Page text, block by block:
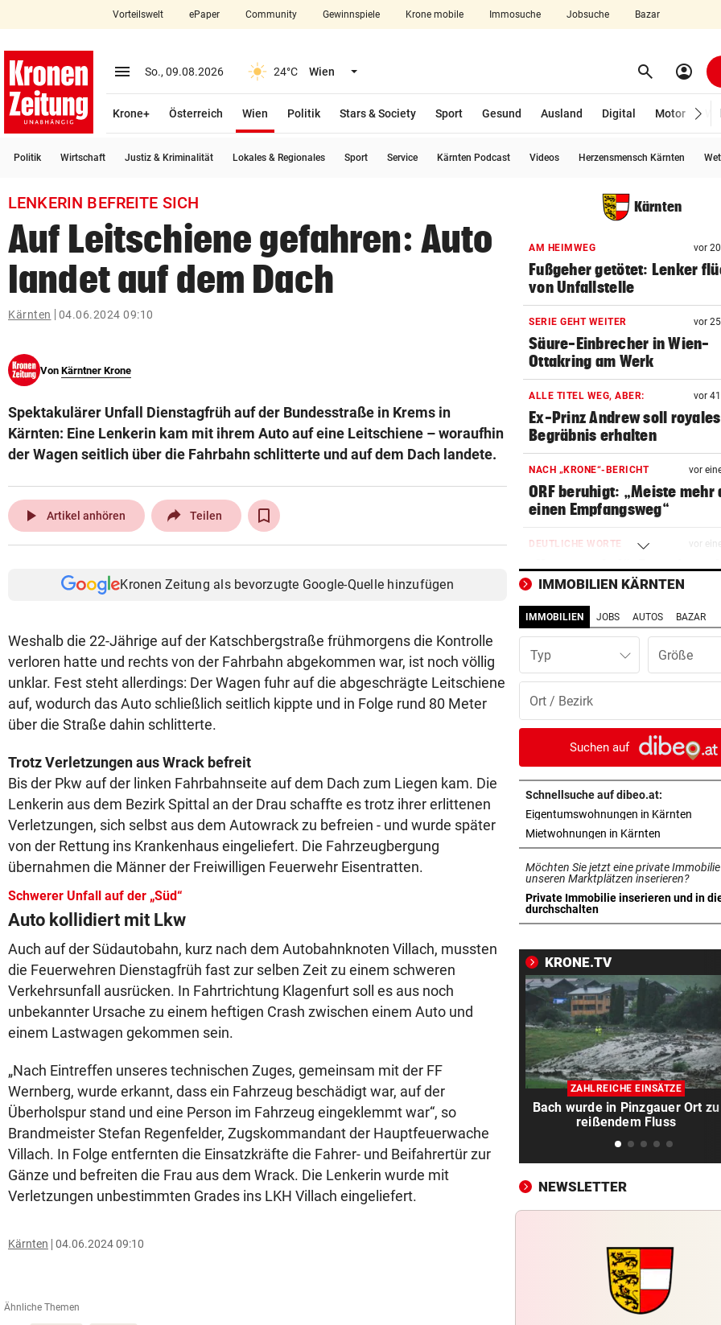
closeSchließen
account_circle Anmelden
arrow_right
search
Suchbegriff
eingeben
© Krone Multimedia GmbH & Co KG 2026
Vorteilswelt ePaper Community Gewinnspiele Krone mobile Immosuche Jobsuche Bazar
menu Menü aufklappen
So., 09.08.2026 24°C Wien Menü aufklappen search Suchen
account_circle
Krone+ Österreich Wien
Politik
Stars & Society Sport Gesund Ausland Digital Motor
Politik Wirtschaft Justiz & Kriminalität Lokales & Regionales Sport Service Kärnten Podcast Videos Herzensmensch Kärnten
LENKERIN BEFREITE SICH
Auf Leitschiene gefahren: Auto
landet auf dem Dach
Kärnten 04.06.2024 09:10
Von Kärntner Krone
Spektakulärer Unfall Dienstagfrüh auf der Bundesstraße in Krems in
Kärnten: Eine Lenkerin kam mit ihrem Auto auf eine Leitschiene – woraufhin
der Wagen seitlich über die Fahrbahn schlitterte und auf dem Dach landete.
play_arrow Artikel anhören Teilen
Kronen Zeitung als bevorzugte Google-Quelle hinzufügen
Weshalb die 22-Jährige auf der Katschbergstraße frühmorgens die Kontrolle
verloren hatte und rechts von der Fahrbahn abgekommen war, ist noch völlig
unklar. Fest steht allerdings: Der Wagen fuhr auf die abgeschrägte Leitschiene
auf, wodurch das Auto schließlich seitlich kippte und in Folge rund 80 Meter
über die Straße dahin schlitterte.
Trotz Verletzungen aus Wrack befreit
Bis der Pkw auf der linken Fahrbahnseite auf dem Dach zum Liegen kam. Die
Lenkerin aus dem Bezirk Spittal an der Drau schaffte es trotz ihrer erlittenen
Verletzungen, sich selbst aus dem Autowrack zu befreien - und wurde später
von der Rettung ins Krankenhaus eingeliefert. Die Fahrzeugbergung
übernahmen die Männer der Freiwilligen Feuerwehr Eisentratten.
Schwerer Unfall auf der „Süd“
Auto kollidiert mit Lkw
Auch auf der Südautobahn, kurz nach dem Autobahnknoten Villach, mussten
die Feuerwehren Dienstagfrüh fast zur selben Zeit zu einem schweren
Verkehrsunfall ausrücken. In Fahrtrichtung Klagenfurt soll es aus noch
unbekannter Ursache zu einem heftigen Crash zwischen einem Auto und
einem Lastwagen gekommen sein.
„Nach Eintreffen unseres technischen Zuges, gemeinsam mit der FF
Wernberg, wurde erkannt, dass ein Fahrzeug beschädigt war, auf der
Überholspur stand und eine Person im Fahrzeug eingeklemmt war“, so
Brandmeister Stefan Regenfelder, Zugskommandant der Hauptfeuerwache
Villach. In Folge entfernten die Einsatzkräfte die Fahrer- und Beifahrertür zur
Gänze und befreiten die Frau aus dem Wrack. Die Lenkerin wurde mit
Verletzungen unbestimmten Grades ins LKH Villach eingeliefert.
Kärnten 04.06.2024 09:10
Ähnliche Themen
Kärnten
AM HEIMWEG vor
Fußgeher getötet: Lenker
von Unfallstelle
SERIE GEHT WEITER vor
Säure-Einbrecher in Wien-
Ottakring am Werk
ALLE TITEL WEG, ABER: vor
Ex-Prinz Andrew soll royales
Begräbnis erhalten
NACH „KRONE“-BERICHT vor
ORF beruhigt: „Meiste mehr
einen Empfangsweg“
DEUTLICHE WORTE vor
„Katastrophal“: Benatia
mit Ex-Klub ab
WAREN ES JÄGER? vor
Frau entdeckte
ihrem Auto
vor
Frauen die Pension
MIT DROGEN IM GEPÄCK vor
Mädchen (8) von E-Scooter-
Fahrer niedergerast
BEI FLUCHTVERSUCH
Polizisten von
mitgeschleift
EINSATZ IN WOLFURT
Flammen aufgegangen
NIMMT SPRICHWORT ERNST vor
Schweizer Influencer frisst
echten Besen
LIZENZEN FEHLEN vor
Zwei Bullen-Talente sind
der Warteschleife
WUSSTEN SIE DAS? vor
einem Nachbarland!
FATALE GLUTHITZE
Wenn Bauarbeiter auf dem
IMMOBILIEN KÄRNTEN
IMMOBILIEN JOBS AUTOS BAZAR
Typ
Suchen auf
Schnellsuche auf dibeo.at:
Eigentumswohnungen in Kärnten
Mietwohnungen in Kärnten
Möchten Sie jetzt eine private
unseren Marktplätzen inserieren?
Private Immobilie inserieren und in
durchschalten
in neuem Tab öffnen
KRONE.TV
ZAHLREICHE EINSÄTZE
Bach wurde in Pinzgauer Ort zu
reißendem Fluss
NEWSLETTER